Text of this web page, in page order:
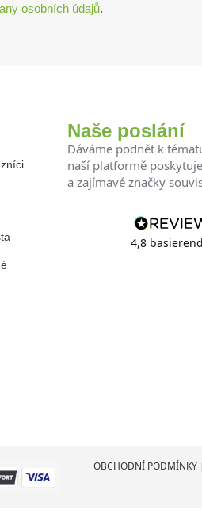
osobních údajů.
Naše poslání
Dáváme podnět k
naší platformě
a zajímavé značky
4,8
OBCHODNÍ PODMÍNKY |